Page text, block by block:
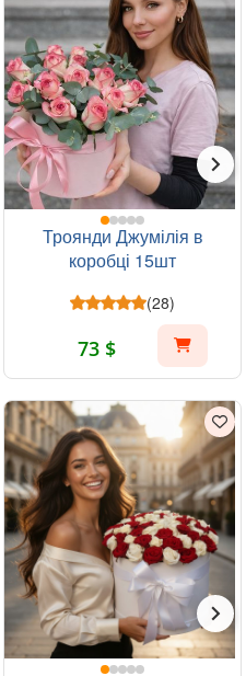
Троянди Джумілія в
коробці 15шт
(28)
73 $